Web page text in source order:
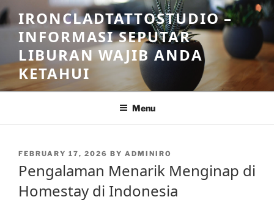
Skip
to
content
IRONCLADTATTOSTUDIO –
INFORMASI SEPUTAR
LIBURAN WAJIB ANDA
KETAHUI
Menu
POSTED
FEBRUARY 17, 2026 BY ADMINIRO
Pengalaman Menarik Menginap di
Homestay di Indonesia